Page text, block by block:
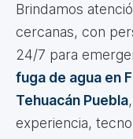
Brindamos
cercanas, con
24/7 para
fuga de agua en
Tehuacán Puebla
experiencia,